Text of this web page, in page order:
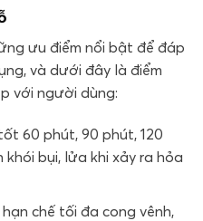
ưu điểm nổi bật để đáp
và dưới đây là điểm
với người dùng:
60 phút, 90 phút, 120
bụi, lửa khi xảy ra hỏa
chế tối đa cong vênh,